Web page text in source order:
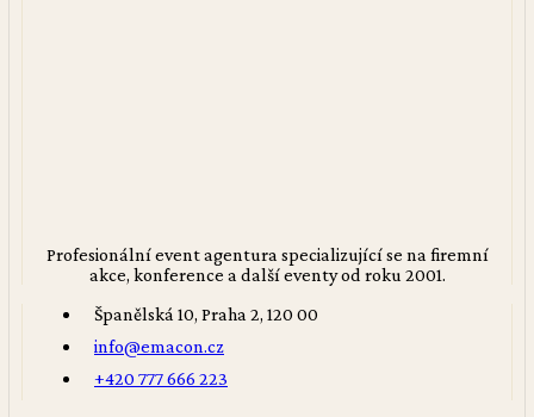
Profesionální event agentura specializující se na firemní
akce, konference a další eventy od roku 2001.
Španělská 10, Praha 2, 120 00
info@emacon.cz
+420 777 666 223